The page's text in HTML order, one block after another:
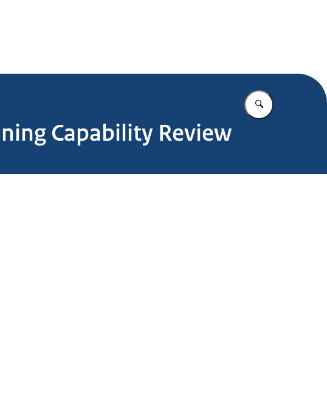
Vul in wat u
Capability Review